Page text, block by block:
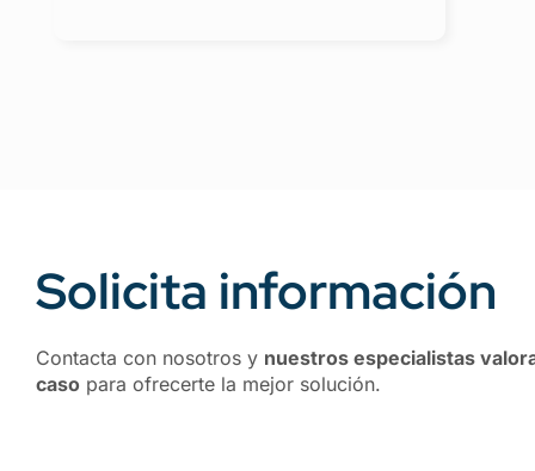
Solicita información
Contacta con nosotros y nuestros especialistas
caso para ofrecerte la mejor solución.